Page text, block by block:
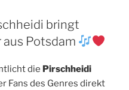
bringt
Potsdam
die Pirschheidi
Fans des Genres direkt